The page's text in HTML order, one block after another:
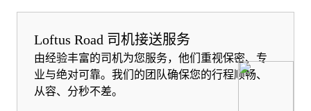
Loftus Road 司机接送服务
由经验丰富的司机为您服务，他们重视保密、专
业与绝对可靠。我们的团队确保您的行程顺畅、
从容、分秒不差。